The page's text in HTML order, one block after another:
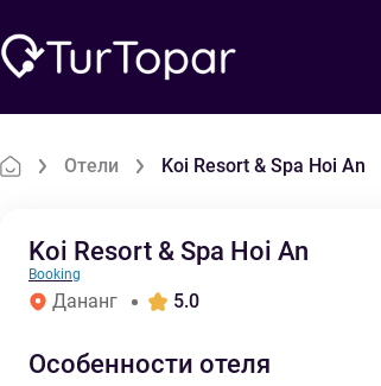
Отели Koi Resort & Spa Hoi An
Koi Resort & Spa Hoi An
Booking
Дананг 5.0
Особенности отеля